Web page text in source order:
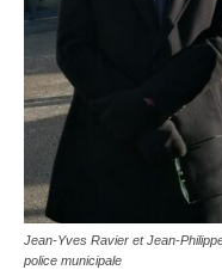
Jean-Yves Ravier et Jean-
police municipale